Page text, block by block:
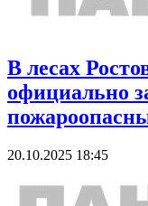
В лесах
официально
20.10.2025 18:45